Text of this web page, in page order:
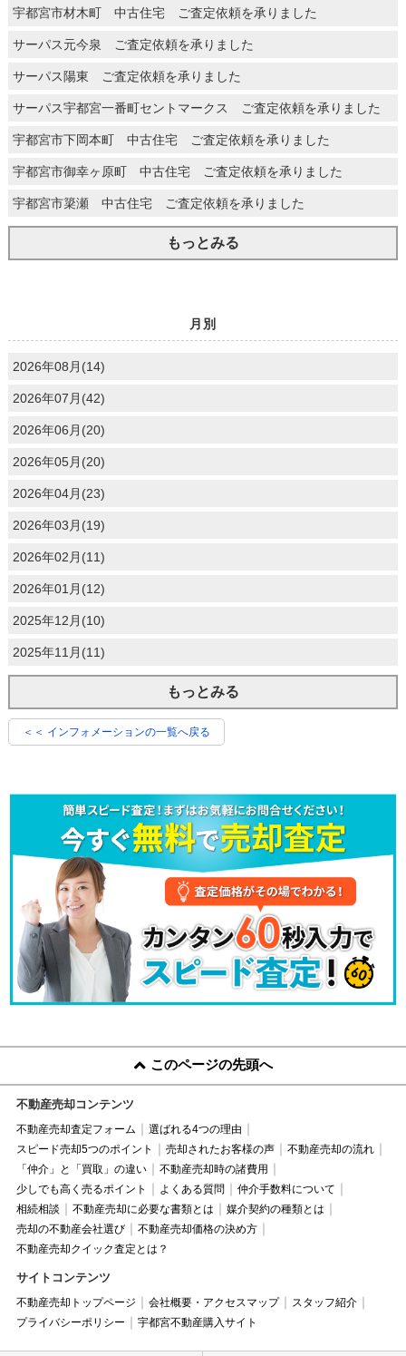
宇都宮市材木町 中古住宅 ご査定依頼を承りました
サーパス元今泉 ご査定依頼を承りました
サーパス陽東 ご査定依頼を承りました
サーパス宇都宮一番町セントマークス ご査定依頼を承りました
宇都宮市下岡本町 中古住宅 ご査定依頼を承りました
宇都宮市御幸ヶ原町 中古住宅 ご査定依頼を承りました
宇都宮市簗瀬 中古住宅 ご査定依頼を承りました
もっとみる
月別
2026年08月(14)
2026年07月(42)
2026年06月(20)
2026年05月(20)
2026年04月(23)
2026年03月(19)
2026年02月(11)
2026年01月(12)
2025年12月(10)
2025年11月(11)
もっとみる
＜＜ インフォメーションの一覧へ戻る
このページの先頭へ
不動産売却コンテンツ
不動産売却査定フォーム
選ばれる4つの理由
スピード売却5つのポイント
売却されたお客様の声
不動産売却の流れ
「仲介」と「買取」の違い
不動産売却時の諸費用
少しでも高く売るポイント
よくある質問
仲介手数料について
相続相談
不動産売却に必要な書類とは
媒介契約の種類とは
売却の不動産会社選び
不動産売却価格の決め方
不動産売却クイック査定とは？
サイトコンテンツ
不動産売却トップページ 会社概要・アクセスマップ
スタッフ紹介
プライバシーポリシー
宇都宮不動産購入サイト